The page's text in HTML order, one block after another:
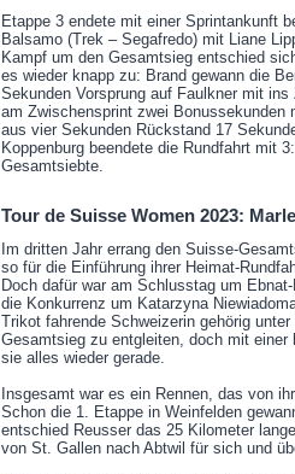
Etappe 3 endete mit einer Sprintankunft
Balsamo (Trek – Segafredo) mit Liane
Kampf um den Gesamtsieg entschied
es wieder knapp zu: Brand gewann die
Sekunden Vorsprung auf Faulkner mit
am Zwischensprint zwei Bonussekunden
aus vier Sekunden Rückstand 17
Koppenburg beendete die Rundfahrt mit
Gesamtsiebte.
Tour de Suisse Women 2023:
Im dritten Jahr errang den Suisse-
so für die Einführung ihrer Heimat-
Doch dafür war am Schlusstag um
die Konkurrenz um Katarzyna
Trikot fahrende Schweizerin gehörig
Gesamtsieg zu entgleiten, doch mit
sie alles wieder gerade.
Insgesamt war es ein Rennen, das von
Schon die 1. Etappe in Weinfelden
entschied Reusser das 25 Kilometer
von St. Gallen nach Abtwil für sich und